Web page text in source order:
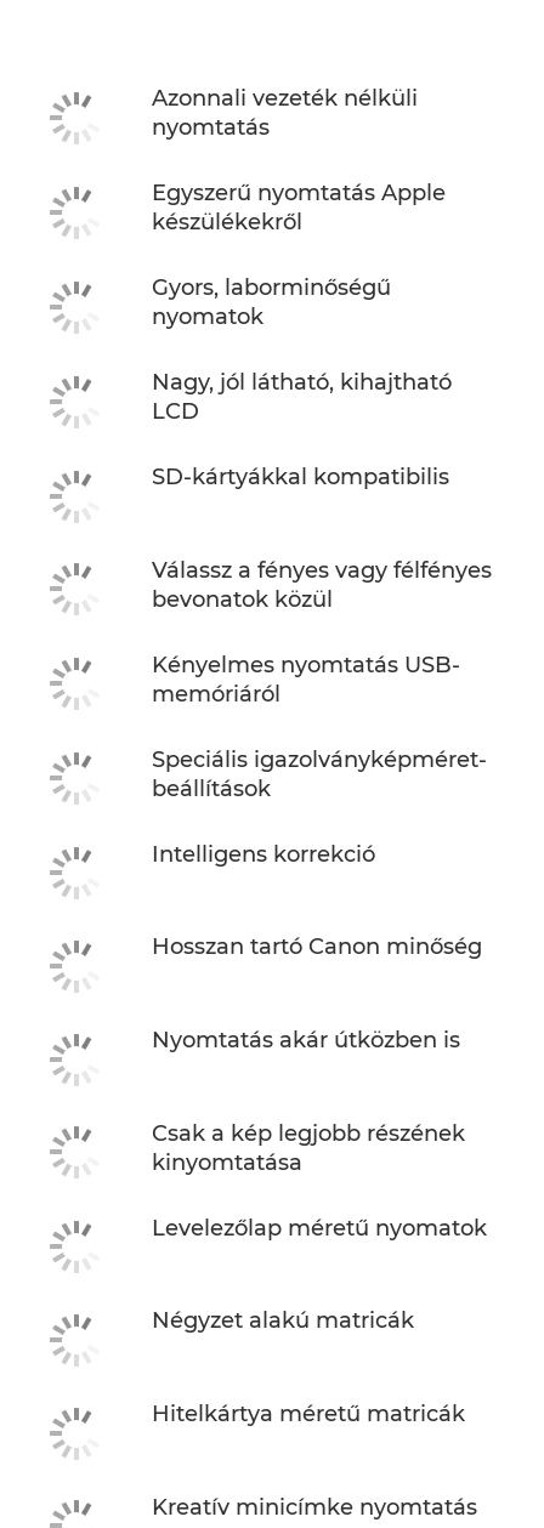
Azonnali vezeték nélküli
nyomtatás
Egyszerű nyomtatás Apple
készülékekről
Gyors, laborminőségű
nyomatok
Nagy, jól látható, kihajtható
LCD
SD-kártyákkal kompatibilis
Válassz a fényes vagy félfényes
bevonatok közül
Kényelmes nyomtatás USB-
memóriáról
Speciális igazolványképméret-
beállítások
Intelligens korrekció
Hosszan tartó Canon minőség
Nyomtatás akár útközben is
Csak a kép legjobb részének
kinyomtatása
Levelezőlap méretű nyomatok
Négyzet alakú matricák
Hitelkártya méretű matricák
Kreatív minicímke nyomtatás